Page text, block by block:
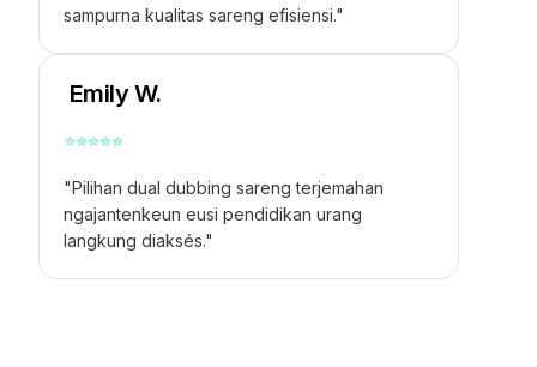
sampurna kualitas sareng efisiensi."
Emily W.
⭐⭐⭐⭐⭐
"Pilihan dual dubbing sareng terjemahan
ngajantenkeun eusi pendidikan urang
langkung diaksés."